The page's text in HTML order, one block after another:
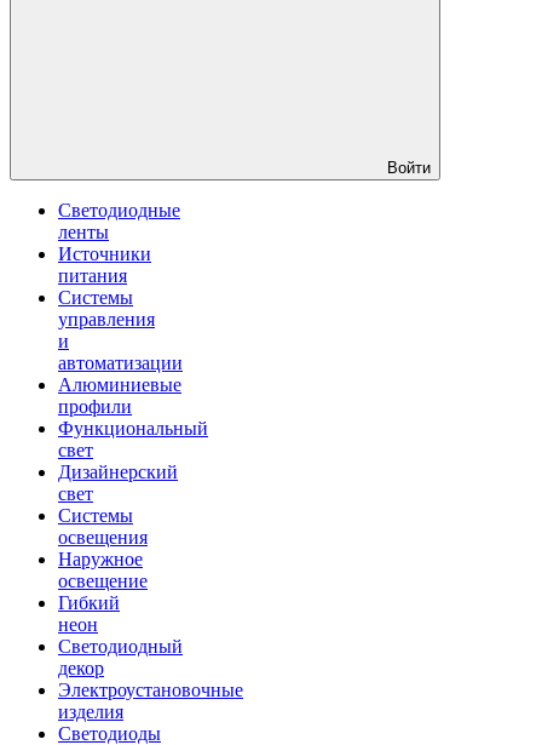
Войти
Светодиодные
ленты
Источники
питания
Системы
управления
и
автоматизации
Алюминиевые
профили
Функциональный
свет
Дизайнерский
свет
Системы
освещения
Наружное
освещение
Гибкий
неон
Светодиодный
декор
Электроустановочные
изделия
Светодиоды